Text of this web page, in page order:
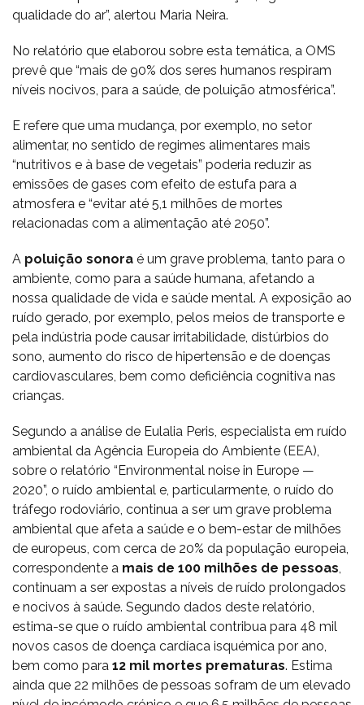
qualidade do ar”, alertou Maria Neira.
No relatório que elaborou sobre esta temática, a OMS
prevê que “mais de 90% dos seres humanos respiram
níveis nocivos, para a saúde, de poluição atmosférica”.
E refere que uma mudança, por exemplo, no setor
alimentar, no sentido de regimes alimentares mais
“nutritivos e à base de vegetais” poderia reduzir as
emissões de gases com efeito de estufa para a
atmosfera e “evitar até 5,1 milhões de mortes
relacionadas com a alimentação até 2050”.
A poluição sonora é um grave problema, tanto para o
ambiente, como para a saúde humana, afetando a
nossa qualidade de vida e saúde mental. A exposição ao
ruído gerado, por exemplo, pelos meios de transporte e
pela indústria pode causar irritabilidade, distúrbios do
sono, aumento do risco de hipertensão e de doenças
cardiovasculares, bem como deficiência cognitiva nas
crianças.
Segundo a análise de Eulalia Peris, especialista em ruído
ambiental da Agência Europeia do Ambiente (EEA),
sobre o relatório “Environmental noise in Europe —
2020”, o ruído ambiental e, particularmente, o ruído do
tráfego rodoviário, continua a ser um grave problema
ambiental que afeta a saúde e o bem-estar de milhões
de europeus, com cerca de 20% da população europeia,
correspondente a mais de 100 milhões de pessoas,
continuam a ser expostas a níveis de ruído prolongados
e nocivos à saúde. Segundo dados deste relatório,
estima-se que o ruído ambiental contribua para 48 mil
novos casos de doença cardíaca isquémica por ano,
bem como para 12 mil mortes prematuras. Estima
ainda que 22 milhões de pessoas sofram de um elevado